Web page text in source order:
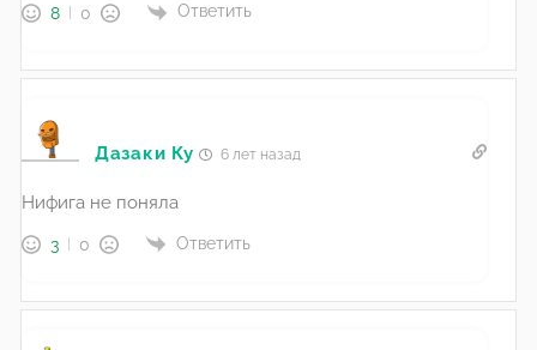
8 0 Ответить
Дазаки Ку 6 лет назад
Нифига не поняла
3 0 Ответить